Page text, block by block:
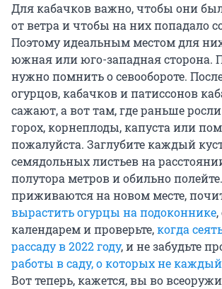
Для кабачков важно, чтобы они
от ветра и чтобы на них попадало
Поэтому идеальным местом для
южная или юго-западная сторона.
нужно помнить о севообороте.
огурцов, кабачков и патиссонов
сажают, а вот там, где раньше
горох, корнеплоды, капуста или
пожалуйста. Заглубите каждый
семядольных листьев на
полутора метров и обильно
приживаются на новом месте,
вырастить огурцы на подоконнике,
календарем и проверьте,когда
рассаду в 2022 году, и не забудьте
работы в саду, о которых не
Вот теперь, кажется, вы во